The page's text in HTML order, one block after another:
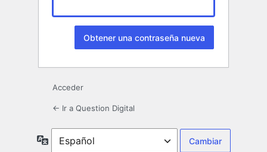
Acceder
← Ir a Question Digital
Idioma